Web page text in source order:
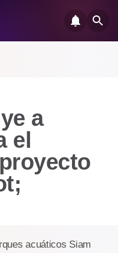
a
el
acuáticos Siam